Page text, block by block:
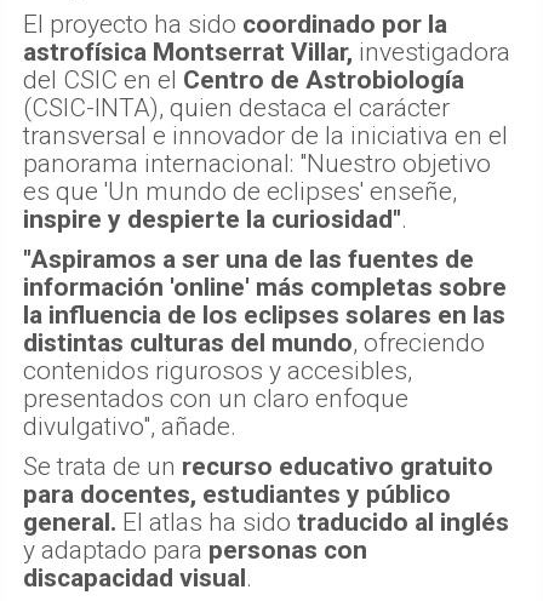
El proyecto ha sido coordinado por la
astrofísica Montserrat Villar, investigadora
del CSIC en el Centro de Astrobiología
(CSIC-INTA), quien destaca el carácter
transversal e innovador de la iniciativa en el
panorama internacional: "Nuestro objetivo
es que 'Un mundo de eclipses' enseñe,
inspire y despierte la curiosidad".
"Aspiramos a ser una de las fuentes de
información 'online' más completas sobre
la influencia de los eclipses solares en las
distintas culturas del mundo, ofreciendo
contenidos rigurosos y accesibles,
presentados con un claro enfoque
divulgativo", añade.
Se trata de un recurso educativo gratuito
para docentes, estudiantes y público
general. El atlas ha sido traducido al inglés
y adaptado para personas con
discapacidad visual.